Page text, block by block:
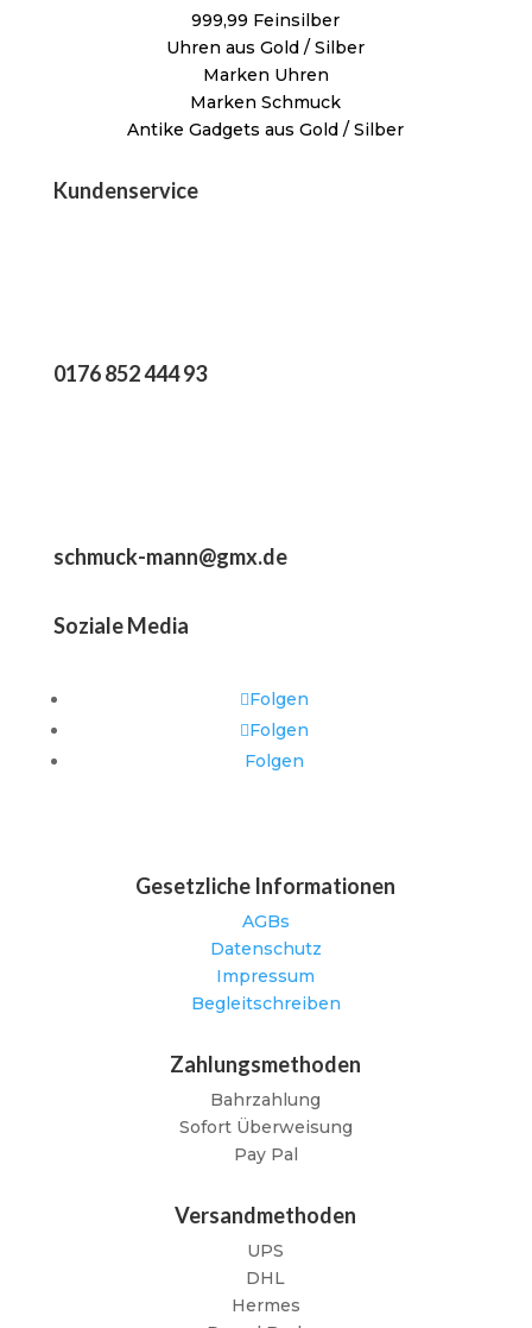
999,99 Feinsilber
Uhren aus Gold / Silber
Marken Uhren
Marken Schmuck
Antike Gadgets aus Gold / Silber
Kundenservice
0176 852 444 93
schmuck-mann@gmx.de
Soziale Media
Folgen
Folgen
Folgen
Gesetzliche Informationen
AGBs
Datenschutz
Impressum
Begleitschreiben
Zahlungsmethoden
Bahrzahlung
Sofort Überweisung
Pay Pal
Versandmethoden
UPS
DHL
Hermes